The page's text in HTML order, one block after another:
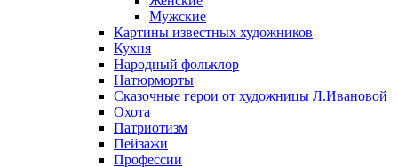
Мужские
Картины известных художников
Кухня
Народный фольклор
Натюрморты
Сказочные герои от художницы Л.Ивановой
Охота
Патриотизм
Пейзажи
Профессии